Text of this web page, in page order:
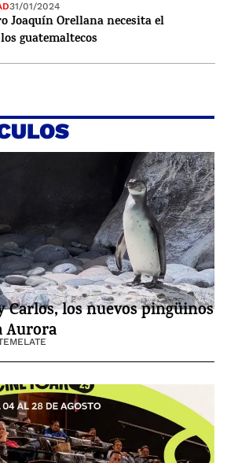
31/01/2024
Joaquín Orellana necesita el
guatemaltecos
Carlos, los nuevos pingüinos
Aurora